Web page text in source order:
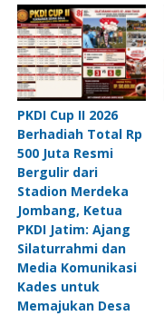
PKDI Cup II 2026
Berhadiah Total Rp
500 Juta Resmi
Bergulir dari
Stadion Merdeka
Jombang, Ketua
PKDI Jatim: Ajang
Silaturrahmi dan
Media Komunikasi
Kades untuk
Memajukan Desa